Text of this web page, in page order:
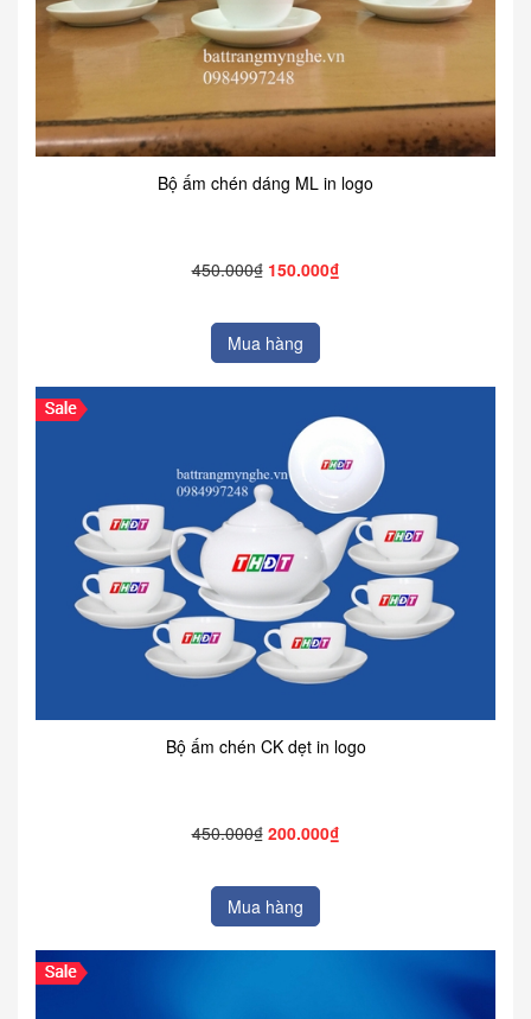
Bộ ấm chén dáng ML in logo
450.000₫ 150.000₫
Mua hàng
Bộ ấm chén CK dẹt in logo
450.000₫ 200.000₫
Mua hàng